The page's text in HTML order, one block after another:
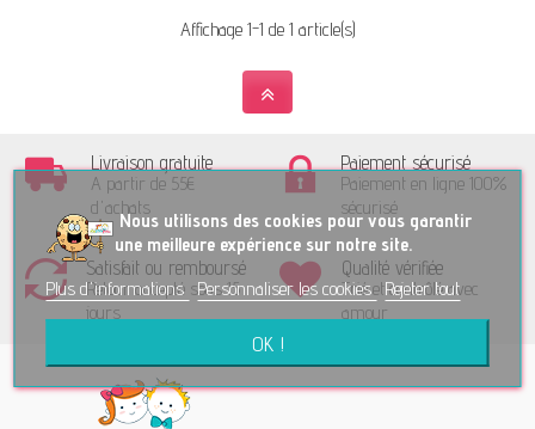
Affichage 1-1 de 1 article(s)
Livraison gratuite
A partir de 55€
d'achats
Paiement sécurisé
Paiement en ligne 100%
sécurisé
Satisfait ou remboursé
Retour accepté sous 15
jours
Qualité vérifiée
Trié et contrôlé avec
amour
Nous utilisons des cookies pour vous garantir
une meilleure expérience sur notre site.
Plus d'informations Personnaliser les cookies Rejeter tout
OK !